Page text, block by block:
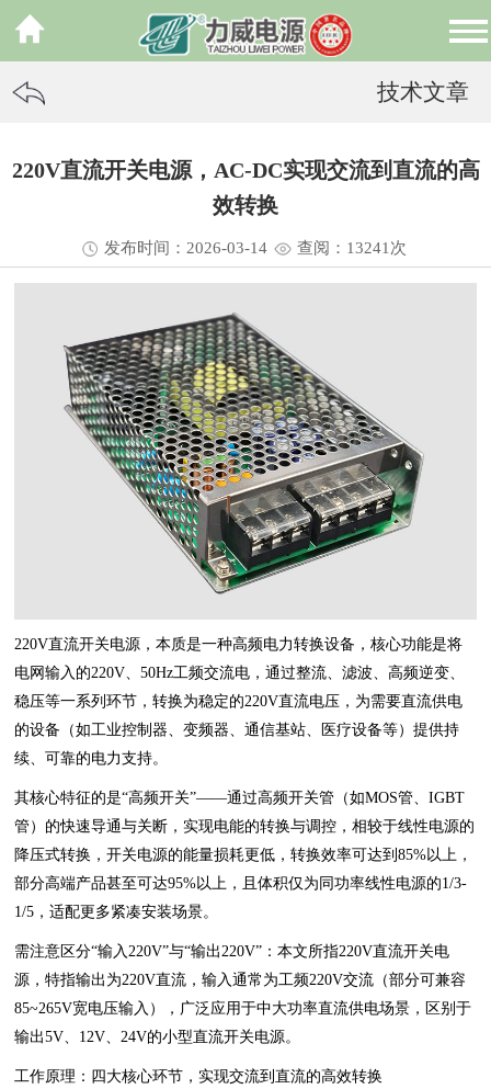
技术文章
220V直流开关电源，AC-DC实现交流到直流的高
效转换
发布时间：2026-03-14 查阅：13241 次
220V直流开关电源，本质是一种高频电力转换设备，核心功能是将
电网输入的220V、50Hz工频交流电，通过整流、滤波、高频逆变、
稳压等一系列环节，转换为稳定的220V直流电压，为需要直流供电
的设备（如工业控制器、变频器、通信基站、医疗设备等）提供持
续、可靠的电力支持。
其核心特征的是“高频开关”——通过高频开关管（如MOS管、IGBT
管）的快速导通与关断，实现电能的转换与调控，相较于线性电源的
降压式转换，开关电源的能量损耗更低，转换效率可达到85%以上，
部分高端产品甚至可达95%以上，且体积仅为同功率线性电源的1/3-
1/5，适配更多紧凑安装场景。
需注意区分“输入220V”与“输出220V”：本文所指220V直流开关电
源，特指输出为220V直流，输入通常为工频220V交流（部分可兼容
85~265V宽电压输入），广泛应用于中大功率直流供电场景，区别于
输出5V、12V、24V的小型直流开关电源。
工作原理：四大核心环节，实现交流到直流的高效转换